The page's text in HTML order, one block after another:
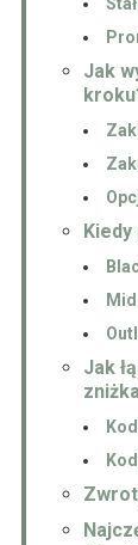
Jak
Jak